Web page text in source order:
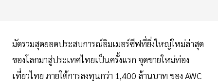
มัดรวมสุดยอดประสบการณ์อิมเมอร์ซีฟที่ยิ่งใหญ่ใหม่ล่าสุด
ของโลกมาสู่ประเทศไทยเป็นครั้งแรก จุดขายใหม่ท่อง
เที่ยวไทย ภายใต้การลงทุนกว่า 1,400 ล้านบาท ของ AWC